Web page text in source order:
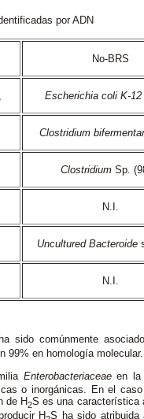
por ADN
No-BRS
Escherichia coli K-12
Clostridium
Clostridium Sp.
N.I.
Uncultured Bacteroide
N.I.
sido comúnmente
99% en homología molecular.
Enterobacteriaceaeen la
o inorgánicas. En el
de H2S es una característica
H S ha sido